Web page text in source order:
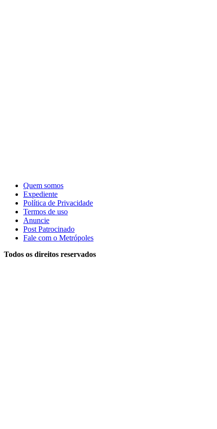
Quem somos
Expediente
Política de Privacidade
Termos de uso
Anuncie
Post Patrocinado
Fale com o Metrópoles
Todos os direitos reservados